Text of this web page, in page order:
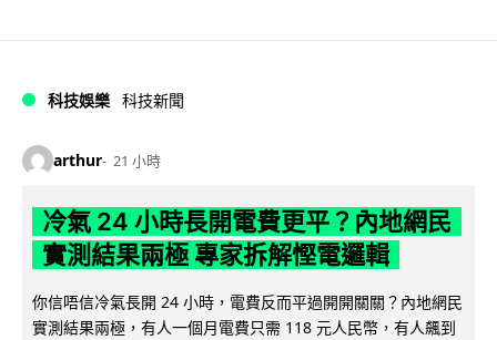
科技娛樂 科技新聞
arthur 21 小時
冷氣 24 小時長開電費更平？內地網民
實測結果兩極 專家拆解慳電邏輯
你信唔信冷氣長開 24 小時，電費反而平過開開關關？內地網民
實測結果兩極，有人一個月電費只需 118 元人民幣，有人飆到